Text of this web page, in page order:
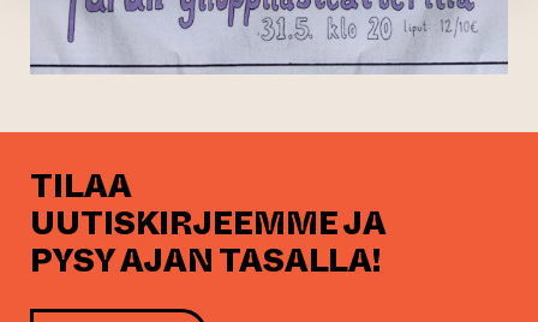
TILAA
UUTISKIRJEEMME JA
PYSY AJAN TASALLA!